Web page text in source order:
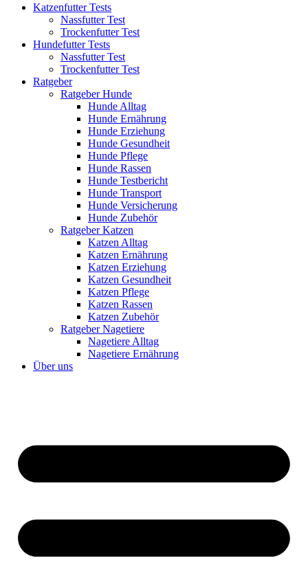
Katzenfutter Tests
Nassfutter Test
Trockenfutter Test
Hundefutter Tests
Nassfutter Test
Trockenfutter Test
Ratgeber
Ratgeber Hunde
Hunde Alltag
Hunde Ernährung
Hunde Erziehung
Hunde Gesundheit
Hunde Pflege
Hunde Rassen
Hunde Testbericht
Hunde Transport
Hunde Versicherung
Hunde Zubehör
Ratgeber Katzen
Katzen Alltag
Katzen Ernährung
Katzen Erziehung
Katzen Gesundheit
Katzen Pflege
Katzen Rassen
Katzen Zubehör
Ratgeber Nagetiere
Nagetiere Alltag
Nagetiere Ernährung
Über uns